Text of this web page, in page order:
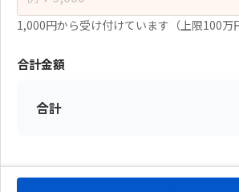
1,000円から受け付けています（上限100万
合計金額
合計